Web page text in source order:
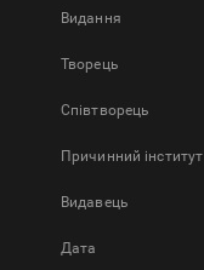
Bидання
Творець
Співтворець
Причинний інститут
Видавець
Дата